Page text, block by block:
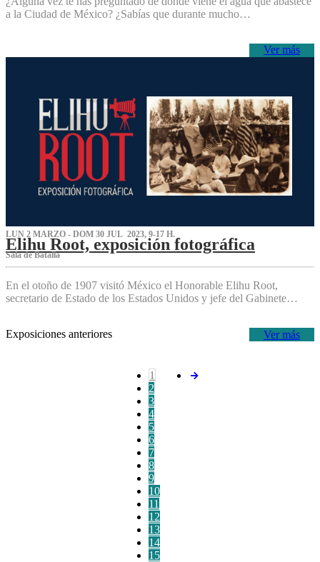
a la Ciudad de México? ¿Sabías que durante mucho…
Ver más
LUN 2 MARZO - DOM 30 JUL 2023, 9-17 H.
Elihu Root, exposición fotográfica
Sala de Batalla
En el otoño de 1907 visitó México el Honorable Elihu Root,
secretario de Estado de los Estados Unidos y jefe del Gabinete…
Ver más
Exposiciones anteriores
1
2
3
4
5
6
7
8
9
10
11
12
13
14
15